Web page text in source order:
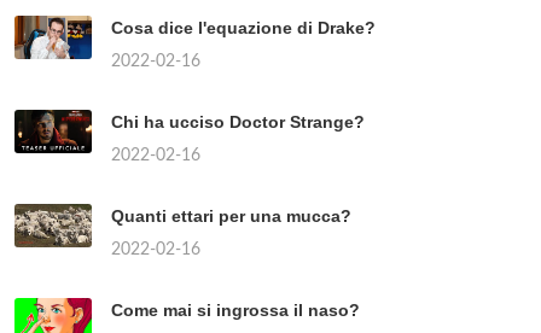
Cosa dice l'equazione di Drake?
2022-02-16
Chi ha ucciso Doctor Strange?
2022-02-16
Quanti ettari per una mucca?
2022-02-16
Come mai si ingrossa il naso?